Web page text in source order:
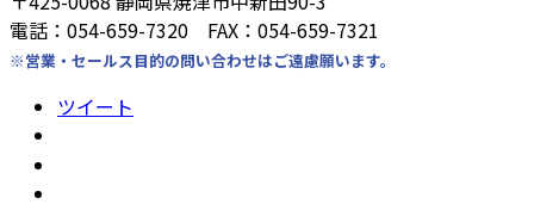
電話：054-659-7320 FAX：054-659-7321
※営業・セールス目的の問い合わせはご遠慮願います。
ツイート